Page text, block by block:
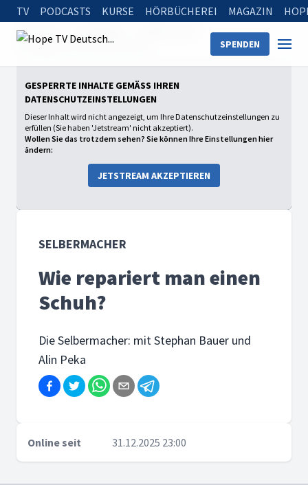
TV PODCASTS KURSE HÖRBÜCHEREI MAGAZIN
SPENDEN
Startseite
Wie repariert man einen Schuh?
GESPERRTE INHALTE GEMÄSS IHREN D
ATENSCHUTZEINSTELLUNGEN
Dieser Inhalt wird nicht angezeigt, um Ihre Datenschutzeinstellungen zu
erfüllen (Sie haben 'Jetstream' nicht akzeptiert).
Wollen Sie das trotzdem sehen? Sie können Ihre Einstellungen hier
ändern:
JETSTREAM AKZEPTIEREN
SELBERMACHER
Wie repariert man einen
Schuh?
Die Selbermacher: mit Stephan Bauer und
Alin Peka
Online seit 31.12.2025 23:00